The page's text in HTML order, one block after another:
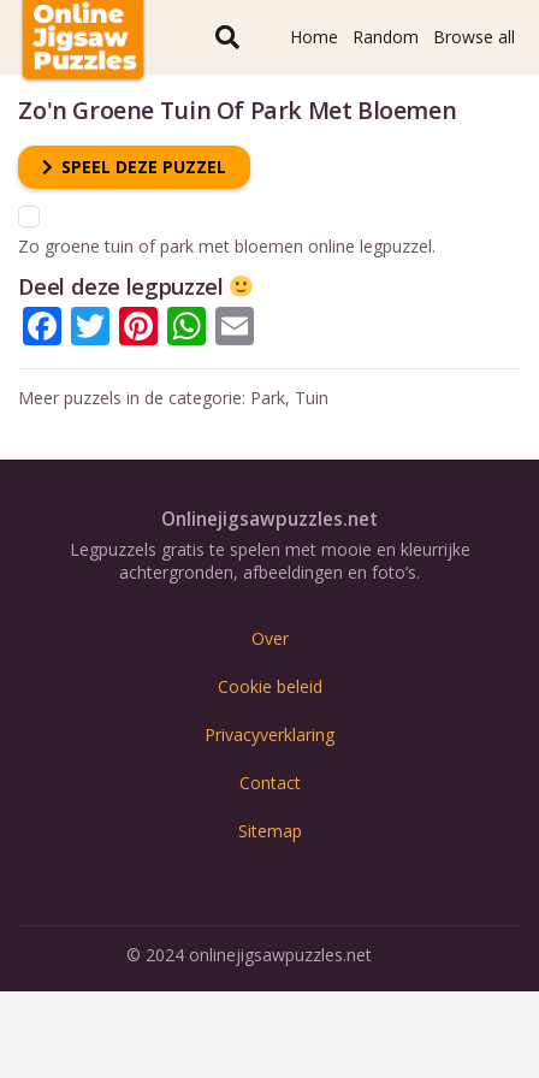
Home Random Browse all
Zo'n Groene Tuin Of Park Met Bloemen
SPEEL DEZE PUZZEL
Zo groene tuin of park met bloemen online legpuzzel.
Deel deze legpuzzel
Facebook
Twitter
Pinterest
WhatsApp
Meer puzzels in de categorie: Park, Tuin
Onlinejigsawpuzzles.net
Legpuzzels gratis te spelen met mooie en kleurrijke
achtergronden, afbeeldingen en foto’s.
Over
Cookie beleid
Privacyverklaring
Contact
Sitemap
© 2024 onlinejigsawpuzzles.net